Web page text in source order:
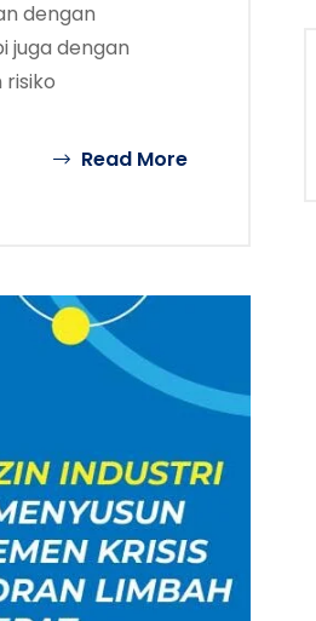
dengan
juga dengan
Read More